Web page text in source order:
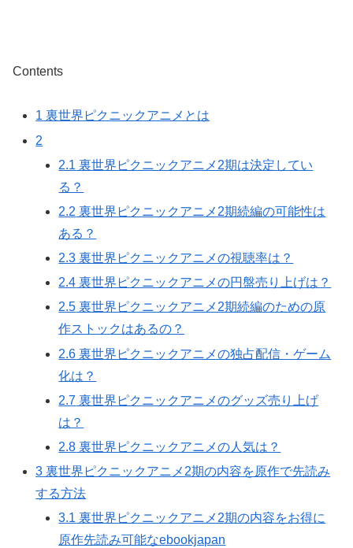
Contents
1 裏世界ピクニックアニメとは
2
2.1 裏世界ピクニックアニメ2期は決定してい
る？
2.2 裏世界ピクニックアニメ2期続編の可能性は
ある？
2.3 裏世界ピクニックアニメの視聴率は？
2.4 裏世界ピクニックアニメの円盤売り上げは？
2.5 裏世界ピクニックアニメ2期続編のための原
作ストックはあるの？
2.6 裏世界ピクニックアニメの独占配信・ゲーム
化は？
2.7 裏世界ピクニックアニメのグッズ売り上げ
は？
2.8 裏世界ピクニックアニメの人気は？
3 裏世界ピクニックアニメ2期の内容を原作で先読み
する方法
3.1 裏世界ピクニックアニメ2期の内容をお得に
原作先読み可能なebookjapan